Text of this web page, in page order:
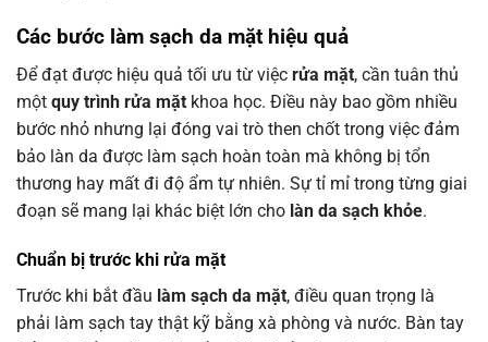
Các bước làm sạch da mặt hiệu quả
Để đạt được hiệu quả tối ưu từ việc rửa mặt, cần tuân thủ
một quy trình rửa mặt khoa học. Điều này bao gồm nhiều
bước nhỏ nhưng lại đóng vai trò then chốt trong việc đảm
bảo làn da được làm sạch hoàn toàn mà không bị tổn
thương hay mất đi độ ẩm tự nhiên. Sự tỉ mỉ trong từng giai
đoạn sẽ mang lại khác biệt lớn cho làn da sạch khỏe.
Chuẩn bị trước khi rửa mặt
Trước khi bắt đầu làm sạch da mặt, điều quan trọng là
phải làm sạch tay thật kỹ bằng xà phòng và nước. Bàn tay